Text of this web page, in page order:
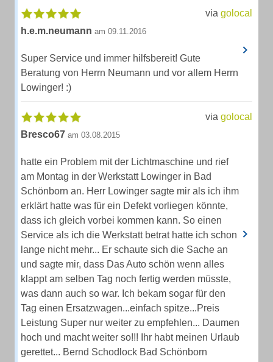
via golocal
h.e.m.neumann am 09.11.2016
Super Service und immer hilfsbereit! Gute
Beratung von Herrn Neumann und vor allem Herrn
Lowinger! :)
via golocal
Bresco67 am 03.08.2015
hatte ein Problem mit der Lichtmaschine und rief
am Montag in der Werkstatt Lowinger in Bad
Schönborn an. Herr Lowinger sagte mir als ich ihm
erklärt hatte was für ein Defekt vorliegen könnte,
dass ich gleich vorbei kommen kann. So einen
Service als ich die Werkstatt betrat hatte ich schon
lange nicht mehr... Er schaute sich die Sache an
und sagte mir, dass Das Auto schön wenn alles
klappt am selben Tag noch fertig werden müsste,
was dann auch so war. Ich bekam sogar für den
Tag einen Ersatzwagen...einfach spitze...Preis
Leistung Super nur weiter zu empfehlen... Daumen
hoch und macht weiter so!!! Ihr habt meinen Urlaub
gerettet... Bernd Schodlock Bad Schönborn